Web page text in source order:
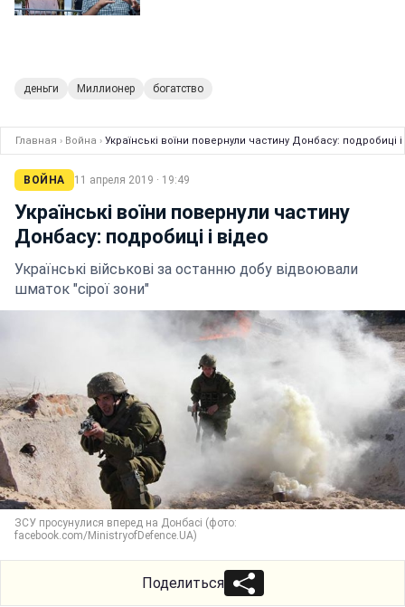
деньги Миллионер богатство
Главная › Война › Українські воїни повернули частину Донбасу: подробиці і
ВОЙНА 11 апреля 2019 · 19:49
Українські воїни повернули частину
Донбасу: подробиці і відео
Українські військові за останню добу відвоювали
шматок "сірої зони"
ЗСУ просунулися вперед на Донбасі (фото:
facebook.com/MinistryofDefence.UA)
Поделиться